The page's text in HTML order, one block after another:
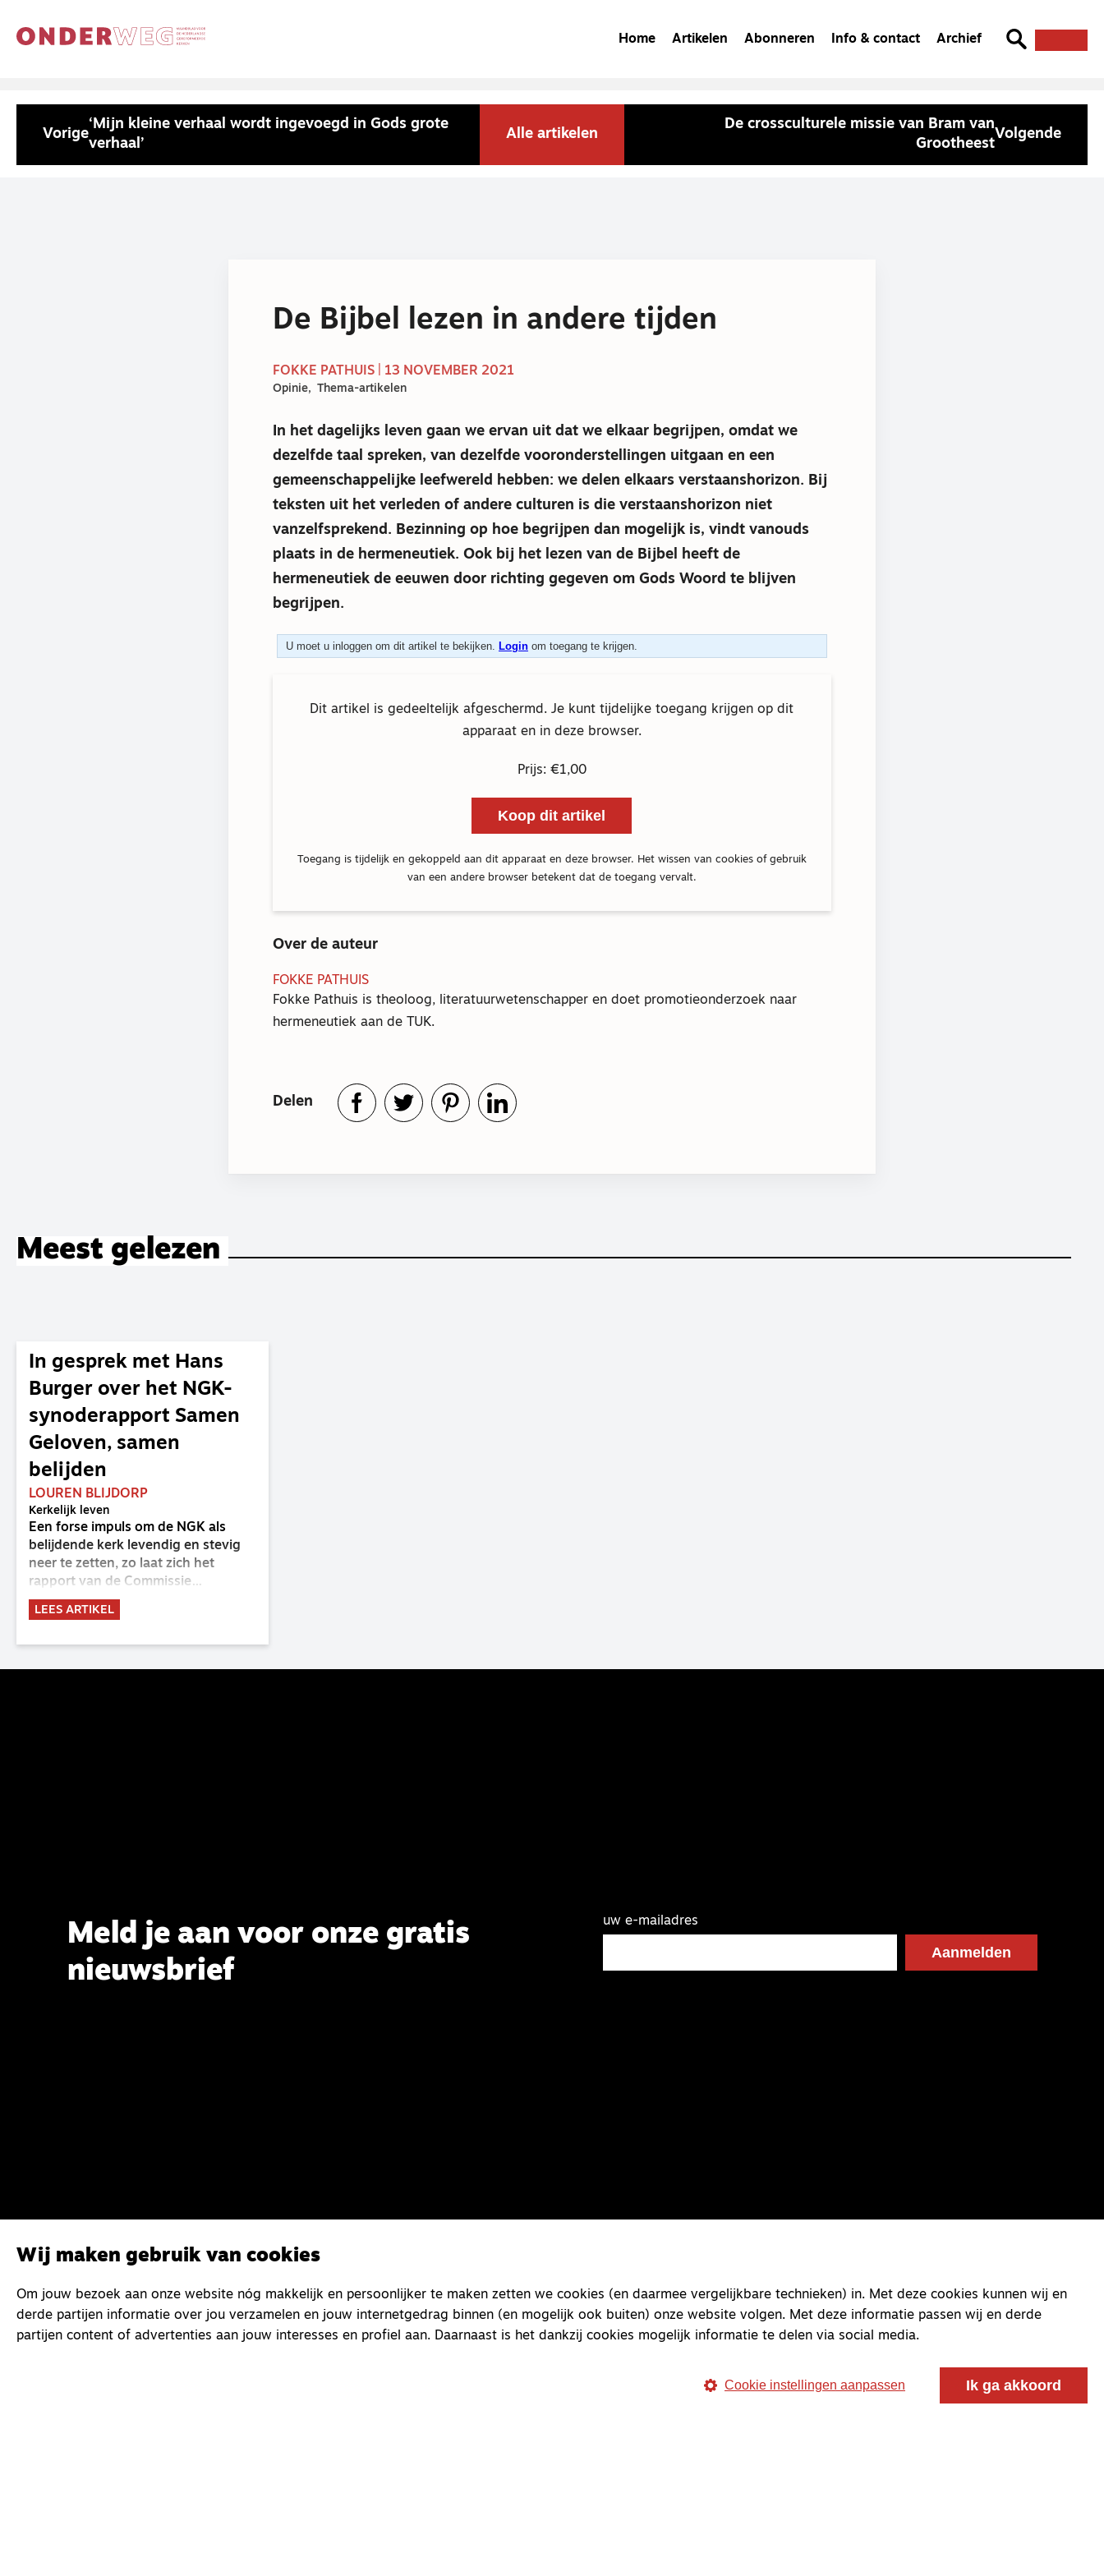
Home Artikelen Abonneren Info & contact Archief
Vorige
‘Mijn kleine verhaal wordt ingevoegd in Gods grote
verhaal’
Alle artikelen
De crossculturele missie van Bram van
Grootheest
Volgende
De Bijbel lezen in andere tijden
FOKKE PATHUIS | 13 NOVEMBER 2021
Opinie Thema-artikelen
In het dagelijks leven gaan we ervan uit dat we elkaar begrijpen, omdat we
dezelfde taal spreken, van dezelfde vooronderstellingen uitgaan en een
gemeenschappelijke leefwereld hebben: we delen elkaars verstaanshorizon. Bij
teksten uit het verleden of andere culturen is die verstaanshorizon niet
vanzelfsprekend. Bezinning op hoe begrijpen dan mogelijk is, vindt vanouds
plaats in de hermeneutiek. Ook bij het lezen van de Bijbel heeft de
hermeneutiek de eeuwen door richting gegeven om Gods Woord te blijven
begrijpen.
U moet u inloggen om dit artikel te bekijken. Loginom toegang te krijgen.
Dit artikel is gedeeltelijk afgeschermd. Je kunt tijdelijke toegang krijgen op dit
apparaat en in deze browser.
Prijs: €1,00
Koop dit artikel
Toegang is tijdelijk en gekoppeld aan dit apparaat en deze browser. Het wissen van cookies of gebruik
van een andere browser betekent dat de toegang vervalt.
Over de auteur
FOKKE PATHUIS
Fokke Pathuis is theoloog, literatuurwetenschapper en doet promotieonderzoek naar
hermeneutiek aan de TUK.
Delen
Meest gelezen
In gesprek met Hans
Burger over het NGK-
synoderapport Samen
Geloven, samen
belijden
LOUREN BLIJDORP
Kerkelijk leven
Een forse impuls om de NGK als
belijdende kerk levendig en stevig
neer te zetten, zo laat zich het
rapport van de Commissie
Belijdende Kerk (CBK) lezen. Deze
commissie is al sinds de eenwording
2023 de opdracht om haar analyse
LEES ARTIKEL
Meld je aan voor onze gratis
nieuwsbrief
uw e-mailadres
Wij maken gebruik van cookies
Om jouw bezoek aan onze website nóg makkelijk en persoonlijker te maken zetten we cookies (en daarmee vergelijkbare technieken) in. Met deze cookies kunnen wij en
derde partijen informatie over jou verzamelen en jouw internetgedrag binnen (en mogelijk ook buiten) onze website volgen. Met deze informatie passen wij en derde
partijen content of advertenties aan jouw interesses en profiel aan. Daarnaast is het dankzij cookies mogelijk informatie te delen via social media.
Cookie instellingen aanpassen Ik ga akkoord